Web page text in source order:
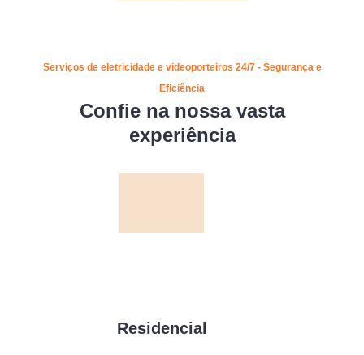
Serviços de eletricidade e videoporteiros 24/7 - Segurança e
Eficiência
Confie na nossa vasta
experiência
Residencial